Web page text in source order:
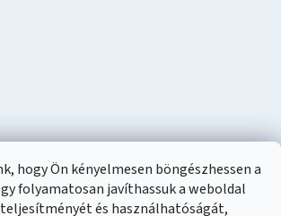
hogy Ön kényelmesen böngészhessen a
folyamatosan javíthassuk a weboldal
és használhatóságát,